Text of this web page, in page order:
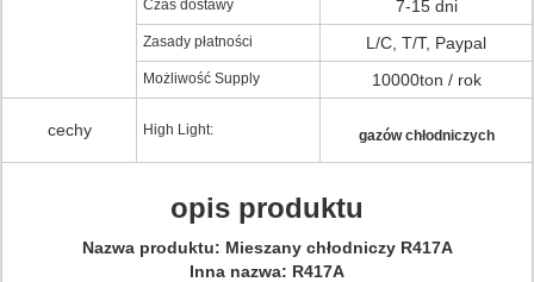
Czas dostawy 7-15 dni
Zasady płatności L/C, T/T, Paypal
Możliwość Supply 10000ton / rok
cechy High Light: gazów chłodniczych
opis produktu
Nazwa produktu: Mieszany chłodniczy R417A
Inna nazwa: R417A